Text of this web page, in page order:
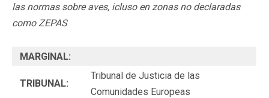
las normas sobre aves, icluso en zonas no declaradas
como ZEPAS
MARGINAL:
TRIBUNAL:
Tribunal de Justicia de las
Comunidades Europeas